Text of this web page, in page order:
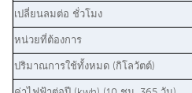
เปลี่ยนลมต่อ ชั่วโมง
หน่วยที่ต้องการ
ปริมาณการใช้ทั้งหมด (กิโลวัตต์)